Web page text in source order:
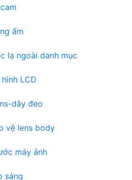
ẩm
lạ ngoài danh mục
LCD
dây đeo
vệ lens body
máy ảnh
sáng